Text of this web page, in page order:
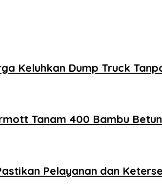
Keluhkan Dump Truck
Tanam 400 Bambu
Pelayanan dan